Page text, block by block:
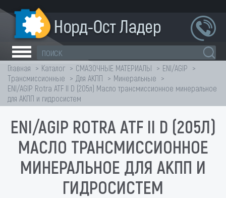
Главная Каталог СМАЗОЧНЫЕ МАТЕРИАЛЫ
ENI/AGIP
Трансмиссионные
Для АКПП
Минеральные
ENI/AGIP Rotra ATF II D (205л) Масло трансмиссионное минеральное
для АКПП и гидросистем
ENI/AGIP ROTRA ATF II D (205Л)
МАСЛО ТРАНСМИССИОННОЕ
МИНЕРАЛЬНОЕ ДЛЯ АКПП И
ГИДРОСИСТЕМ